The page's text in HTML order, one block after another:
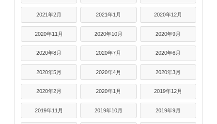
2021年2月 2021年1月 2020年12月
2020年11月 2020年10月 2020年9月
2020年8月 2020年7月 2020年6月
2020年5月 2020年4月 2020年3月
2020年2月 2020年1月 2019年12月
2019年11月 2019年10月 2019年9月